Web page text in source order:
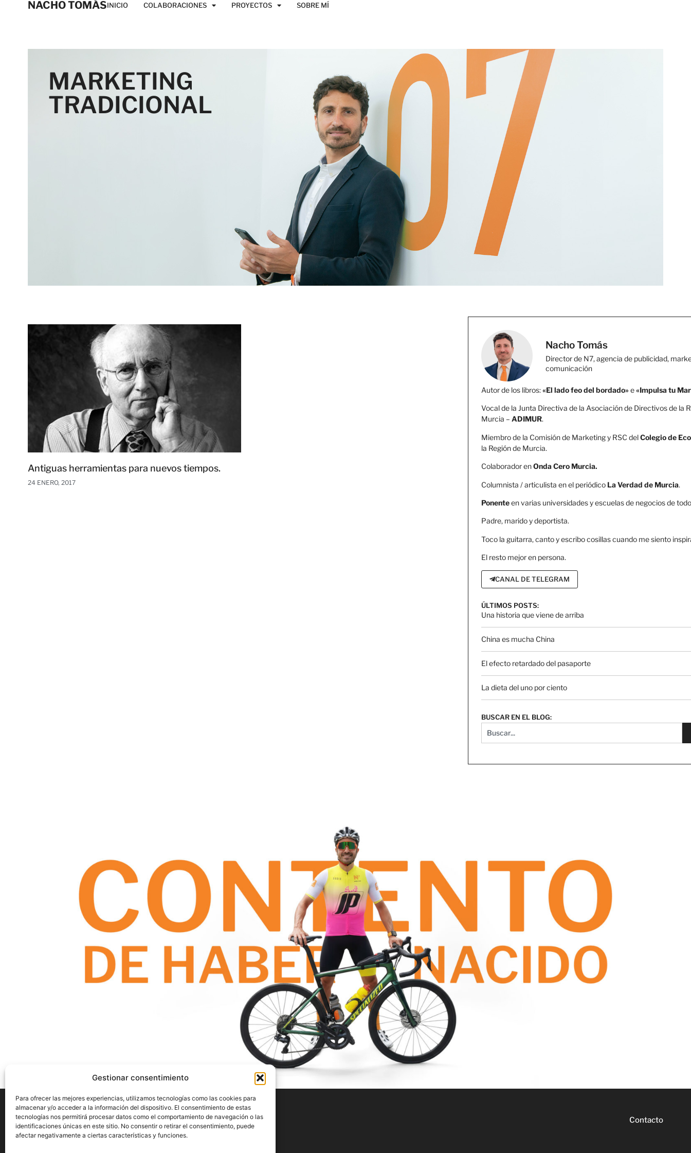
Gestionar consentimiento
Para ofrecer las mejores experiencias, utilizamos tecnologías como las cookies para
almacenar y/o acceder a la información del dispositivo. El consentimiento de estas
tecnologías nos permitirá procesar datos como el comportamiento de navegación o las
identificaciones únicas en este sitio. No consentir o retirar el consentimiento, puede
afectar negativamente a ciertas características y funciones.
NACHO TOMÁSINICIO COLABORACIONES PROYECTOS SOBRE MÍ
MARKETING
TRADICIONAL
Antiguas herramientas para nuevos tiempos.
24 ENERO, 2017
Nacho Tomás
Director de N7, agencia de publicidad,
comunicación
Autor de los libros:«El lado feo del bordado» e«Impulsa tu
Vocal de la Junta Directiva de la Asociación de Directivos de la
Murcia – ADIMUR.
Miembro de la Comisión de Marketing y RSC delColegio de
la Región de Murcia.
Colaborador enOnda Cero Murcia.
Columnista / articulista en el periódico La Verdad de Murcia.
Ponenteen varias universidades y escuelas de negocios de
Padre, marido y deportista.
Toco la guitarra, canto y escribo cosillas cuando me siento
El resto mejor en persona.
CANAL DE TELEGRAM
ÚLTIMOS POSTS:
Una historia que viene de arriba
China es mucha China
El efecto retardado del pasaporte
La dieta del uno por ciento
BUSCAR EN EL BLOG:
Aviso Legal Privacidad Cookies
Contacto